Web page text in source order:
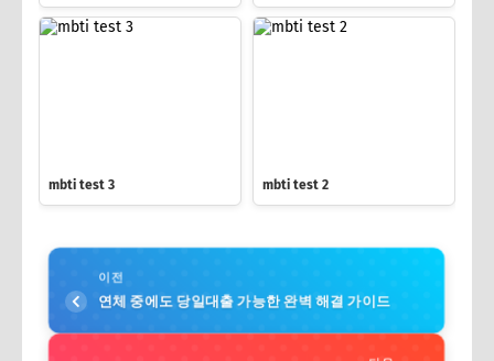
mbti test 3 mbti test 2
이전
연체 중에도 당일대출 가능한 완벽 해결 가이드